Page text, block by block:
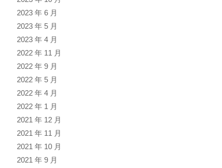
2023 年 6 月
2023 年 5 月
2023 年 4 月
2022 年 11 月
2022 年 9 月
2022 年 5 月
2022 年 4 月
2022 年 1 月
2021 年 12 月
2021 年 11 月
2021 年 10 月
2021 年 9 月